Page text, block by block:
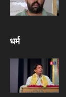
धर्म